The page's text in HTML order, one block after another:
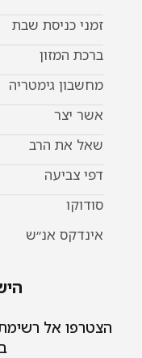
שבת
גימטריה
אנ״ש
הישארו
אל רשימת התפוצה
בכל מה